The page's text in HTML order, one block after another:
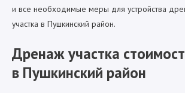
и все необходимые меры для устройства
участка в Пушкинский район.
Дренаж участка
в Пушкинский район